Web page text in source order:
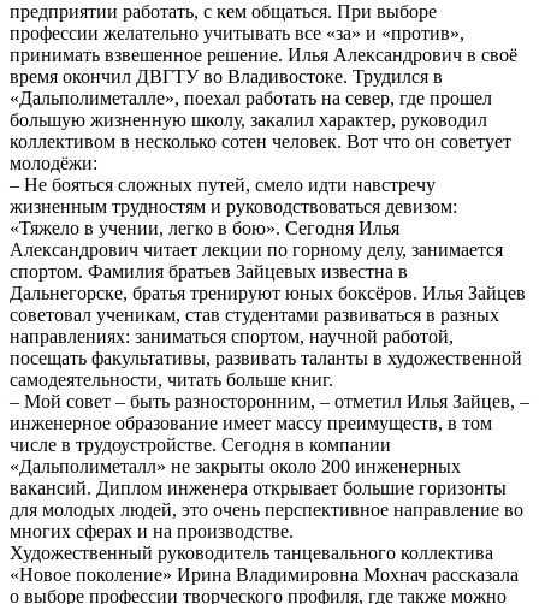
предприятии работать, с кем общаться. При выборе
профессии желательно учитывать все «за» и «против»,
принимать взвешенное решение. Илья Александрович в своё
время окончил ДВГТУ во Владивостоке. Трудился в
«Дальполиметалле», поехал работать на север, где прошел
большую жизненную школу, закалил характер, руководил
коллективом в несколько сотен человек. Вот что он советует
молодёжи:
– Не бояться сложных путей, смело идти навстречу
жизненным трудностям и руководствоваться девизом:
«Тяжело в учении, легко в бою». Сегодня Илья
Александрович читает лекции по горному делу, занимается
спортом. Фамилия братьев Зайцевых известна в
Дальнегорске, братья тренируют юных боксёров. Илья Зайцев
советовал ученикам, став студентами развиваться в разных
направлениях: заниматься спортом, научной работой,
посещать факультативы, развивать таланты в художественной
самодеятельности, читать больше книг.
– Мой совет – быть разносторонним, – отметил Илья Зайцев, –
инженерное образование имеет массу преимуществ, в том
числе в трудоустройстве. Сегодня в компании
«Дальполиметалл» не закрыты около 200 инженерных
вакансий. Диплом инженера открывает большие горизонты
для молодых людей, это очень перспективное направление во
многих сферах и на производстве.
Художественный руководитель танцевального коллектива
«Новое поколение» Ирина Владимировна Мохнач рассказала
о выборе профессии творческого профиля, где также можно